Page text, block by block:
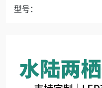
型号：